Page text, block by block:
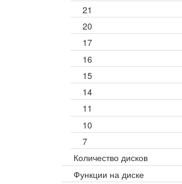
21
20
17
16
15
14
11
10
7
Количество дисков
Функции на диске